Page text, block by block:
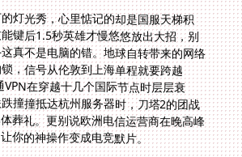
灯光秀，心里惦记的却是国服天梯积
键后1.5秒英雄才慢悠悠放出大招，别
不是电脑的错。地球自转带来的网络
锁，信号从伦敦到上海单程就要跨越
VPN在穿越十几个国际节点时层层衰
撞撞抵达杭州服务器时，刀塔2的团战
葬礼。更别说欧洲电信运营商在晚高峰
你的神操作变成电竞默片。